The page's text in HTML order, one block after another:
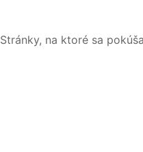
Stránky, na ktoré sa